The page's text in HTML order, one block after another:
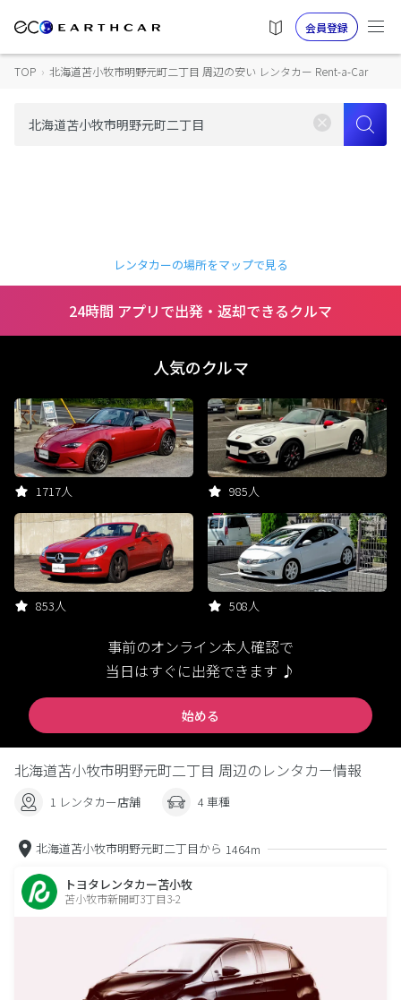
会員登録
TOP › 北海道苫小牧市明野元町二丁目 周辺の安い レンタカー Rent-a-Car
レンタカーの場所をマップで見る
24時間 アプリで出発・返却できるクルマ
人気のクルマ
1717人 985人
853人 508人
事前のオンライン本人確認で
当日はすぐに出発できます ♪
始める
北海道苫小牧市明野元町二丁目 周辺のレンタカー情報
1 レンタカー店舗 4 車種
北海道苫小牧市明野元町二丁目から 1464m
トヨタレンタカー苫小牧
苫小牧市新開町3丁目3-2